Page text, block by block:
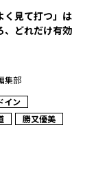
く見て打つ」は
、どれだけ有効
集部
イン
勝又優美